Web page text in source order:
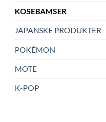
KOSEBAMSER
JAPANSKE PRODUKTER
POKÉMON
MOTE
K-POP